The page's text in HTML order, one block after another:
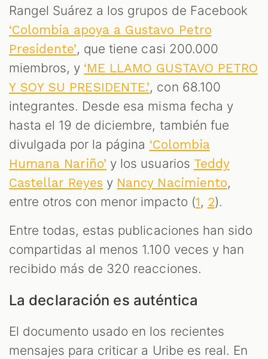
Rangel Suárez a los grupos de Facebook
‘Colombia apoya a Gustavo Petro
Presidente’, que tiene casi 200.000
miembros, y ‘ME LLAMO GUSTAVO PETRO
Y SOY SU PRESIDENTE.’, con 68.100
integrantes. Desde esa misma fecha y
hasta el 19 de diciembre, también fue
divulgada por la página ‘Colombia
Humana Nariño’ y los usuarios Teddy
Castellar Reyes y Nancy Nacimiento,
entre otros con menor impacto (1, 2).
Entre todas, estas publicaciones han sido
compartidas al menos 1.100 veces y han
recibido más de 320 reacciones.
La declaración es auténtica
El documento usado en los recientes
mensajes para criticar a Uribe es real. En